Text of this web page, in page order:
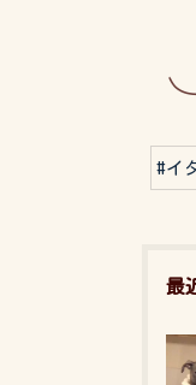
#イ
最